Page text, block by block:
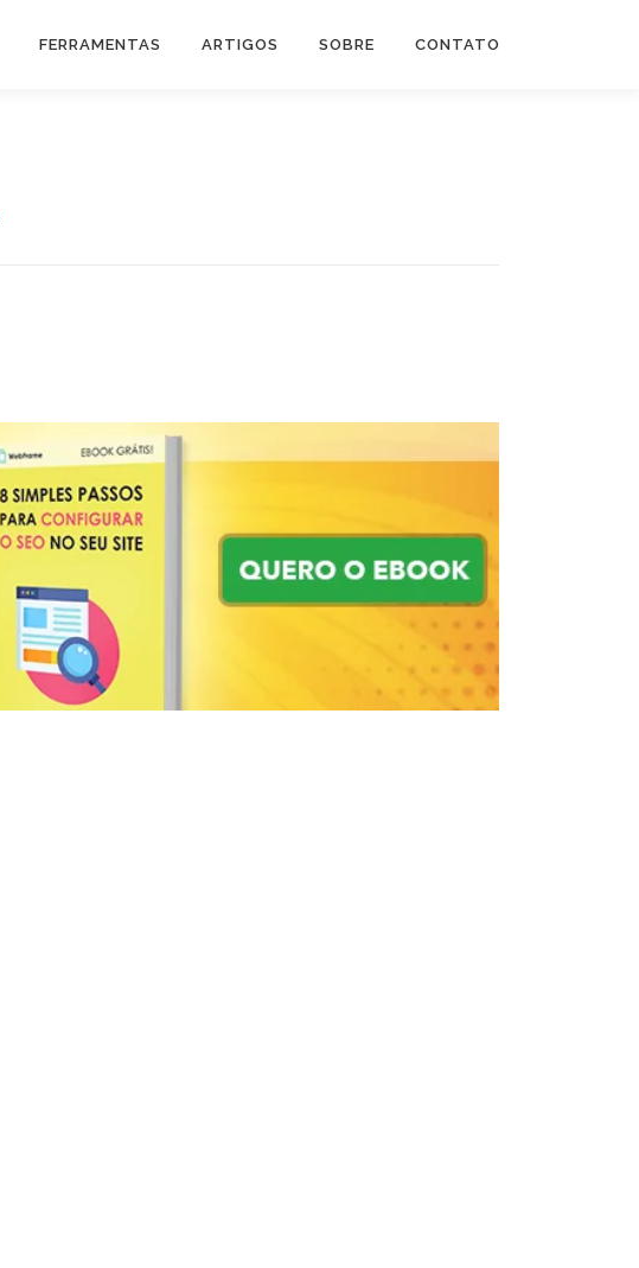
FERRAMENTAS ARTIGOS SOBRE CONTATO